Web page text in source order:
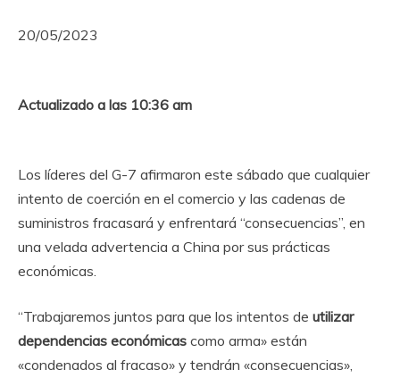
20/05/2023
Actualizado a las 10:36 am
Los líderes del G-7 afirmaron este sábado que cualquier
intento de coerción en el comercio y las cadenas de
suministros fracasará y enfrentará “consecuencias”, en
una velada advertencia a China por sus prácticas
económicas.
“Trabajaremos juntos para que los intentos de utilizar
dependencias económicas como arma» están
«condenados al fracaso» y tendrán «consecuencias»,